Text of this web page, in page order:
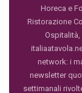
Horeca e
Ristorazione
Ospitalità,
network: i
newsletter
settimanali